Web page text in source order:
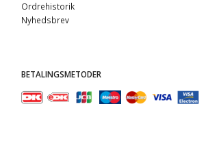
Ordrehistorik
Nyhedsbrev
BETALINGSMETODER